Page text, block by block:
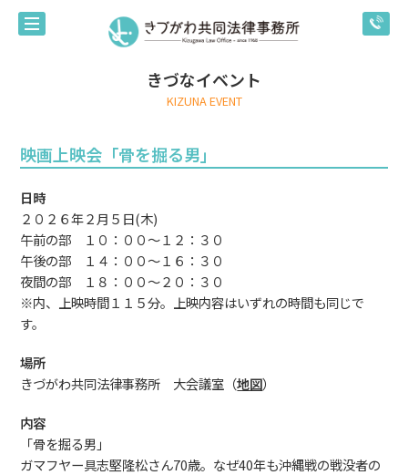
きづなイベント
KIZUNA EVENT
映画上映会「骨を掘る男」
日時
２０２６年２月５日(木)
午前の部 １０：００～１２：３０
午後の部 １４：００～１６：３０
夜間の部 １８：００～２０：３０
※内、上映時間１１５分。上映内容はいずれの時間も同じで
す。
場所
きづがわ共同法律事務所 大会議室（地図）
内容
「骨を掘る男」
ガマフヤー具志堅隆松さん70歳。なぜ40年も沖縄戦の戦没者の